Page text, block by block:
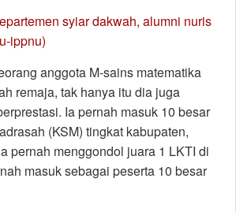
syiar dakwah, alumni nuris
ippnu)
anggota M-sains matematika
remaja, tak hanya itu dia juga
Ia pernah masuk 10 besar
(KSM) tingkat kabupaten,
pernah menggondol juara 1 LKTI di
masuk sebagai peserta 10 besar